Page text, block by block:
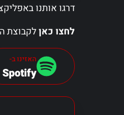
דרגו אותנו
לחצו כאןלקבוצת
האזינו ב-
Spotify